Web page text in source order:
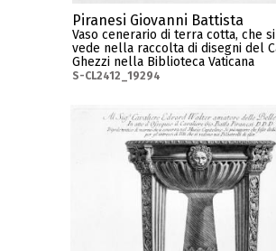
Piranesi Giovanni Battista
Vaso cenerario di terra cotta, che si
vede nella raccolta di disegni del
Ghezzi nella Biblioteca Vaticana
S-CL2412_19294